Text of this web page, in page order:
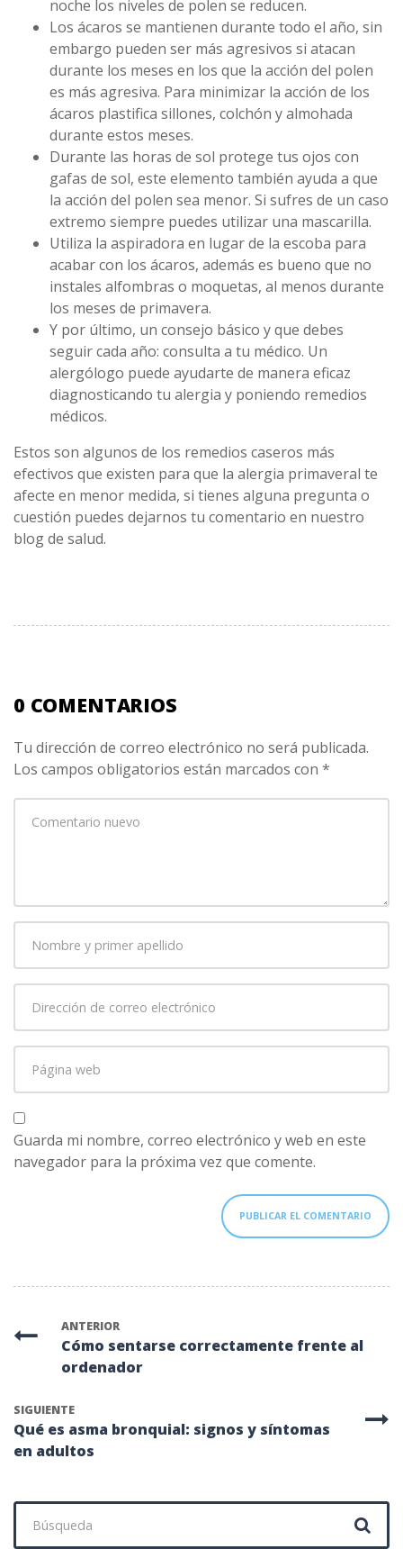
noche los niveles de polen se reducen.
Los ácaros se mantienen durante todo el año, sin
embargo pueden ser más agresivos si atacan
durante los meses en los que la acción del polen
es más agresiva. Para minimizar la acción de los
ácaros plastifica sillones, colchón y almohada
durante estos meses.
Durante las horas de sol protege tus ojos con
gafas de sol, este elemento también ayuda a que
la acción del polen sea menor. Si sufres de un caso
extremo siempre puedes utilizar una mascarilla.
Utiliza la aspiradora en lugar de la escoba para
acabar con los ácaros, además es bueno que no
instales alfombras o moquetas, al menos durante
los meses de primavera.
Y por último, un consejo básico y que debes
seguir cada año: consulta a tu médico. Un
alergólogo puede ayudarte de manera eficaz
diagnosticando tu alergia y poniendo remedios
médicos.
Estos son algunos de los remedios caseros más
efectivos que existen para que la alergia primaveral te
afecte en menor medida, si tienes alguna pregunta o
cuestión puedes dejarnos tu comentario en nuestro
blog de salud.
0 COMENTARIOS
Tu dirección de correo electrónico no será publicada.
Los campos obligatorios están marcados con *
comentario*
primer
correo
web
Guarda mi nombre, correo electrónico y web en este
navegador para la próxima vez que comente.
ANTERIOR
Cómo sentarse correctamente frente al
ordenador
SIGUIENTE
Qué es asma bronquial: signos y síntomas
en adultos